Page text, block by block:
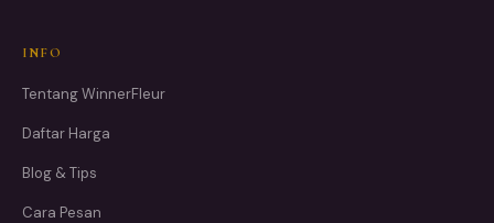
INFO
Tentang WinnerFleur
Daftar Harga
Blog & Tips
Cara Pesan